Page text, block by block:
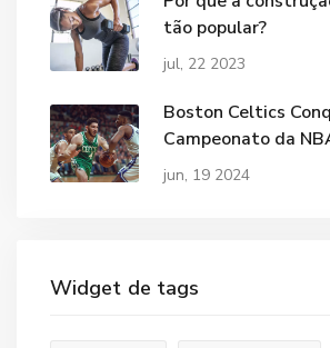
tão popular?
jul, 22 2023
Boston Celtics
Campeonato da
com Vitória Histórica
jun, 19 2024
Widget de tags